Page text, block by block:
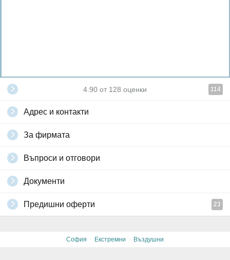
4.90 от 128 оценки 114
Адрес и контакти
За фирмата
Въпроси и отговори
Документи
Предишни оферти 23
София · Екстремни · Въздушни